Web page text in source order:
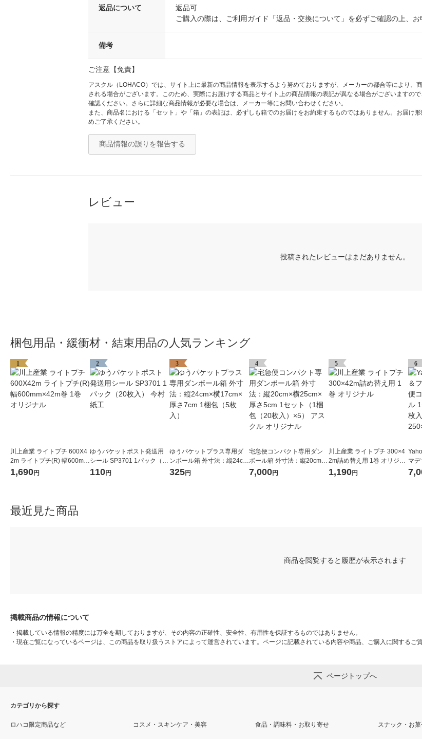
返品について
返品可
ご購入の際は、ご利用ガイド「返品・交換について」を必ずご確認の上、お
備考
ご注意【免責】
アスクル（LOHACO）では、サイト上に最新の商品情報を表示するよう努めておりますが、メーカーの都合等により、
される場合がございます。このため、実際にお届けする商品とサイト上の商品情報の表記が異なる場合がございますの
確認ください。さらに詳細な商品情報が必要な場合は、メーカー等にお問い合わせください。
また、商品名における「セット」や「箱」の表記は、必ずしも箱でのお届けをお約束するものではありません。お届け
めご了承ください。
商品情報の誤りを報告する
レビュー
投稿されたレビューはまだありません。
梱包用品・緩衝材・結束用品の人気ランキング
1
川上産業 ライトプチ 600X4
2m ライトプチ(R) 幅600mm
×42m巻 1巻 オリジナル
1,690円
2
ゆうパケットポスト発送用
シール SP3701 1パック（20
枚入） 今村紙工
110円
3
ゆうパケットプラス専用ダ
ンボール箱 外寸法：縦24cm
×横17cm×厚さ7cm 1梱包
325円
4
宅急便コンパクト専用ダン
ボール箱 外寸法：縦20cm×
横25cm×厚さ5cm 1セット
7,000円
5
川上産業 ライトプチ 300×4
2m詰め替え用 1巻 オリジナ
ル
1,190円
6
マ
ト用
最近見た商品
商品を閲覧すると履歴が表示されます
掲載商品の情報について
・ 掲載している情報の精度には万全を期しておりますが、その内容の正確性、安全性、有用性を保証するものではありません。
・ 現在ご覧になっているページは、この商品を取り扱うストアによって運営されています。ページに記載されている内容や商品、ご購入に関するご
ページトップへ
カテゴリから探す
ロハコ限定商品など コスメ・スキンケア・美容 食品・調味料・お取り寄せ スナック・お菓